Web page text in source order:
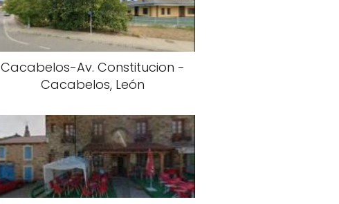
Cacabelos-Av. Constitucion -
Cacabelos, León